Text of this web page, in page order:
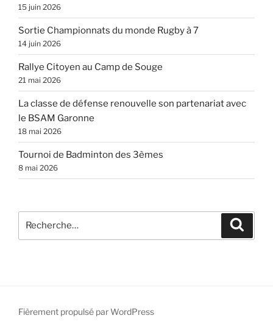
15 juin 2026
Sortie Championnats du monde Rugby à 7
14 juin 2026
Rallye Citoyen au Camp de Souge
21 mai 2026
La classe de défense renouvelle son partenariat avec
le BSAM Garonne
18 mai 2026
Tournoi de Badminton des 3èmes
8 mai 2026
pour
Fièrement propulsé par WordPress